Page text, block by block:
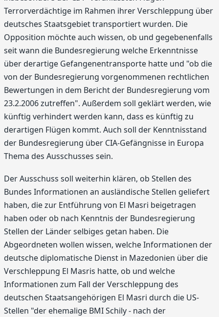
Terrorverdächtige im Rahmen ihrer Verschleppung über
deutsches Staatsgebiet transportiert wurden. Die
Opposition möchte auch wissen, ob und gegebenenfalls
seit wann die Bundesregierung welche Erkenntnisse
über derartige Gefangenentransporte hatte und "ob die
von der Bundesregierung vorgenommenen rechtlichen
Bewertungen in dem Bericht der Bundesregierung vom
23.2.2006 zutreffen". Außerdem soll geklärt werden, wie
künftig verhindert werden kann, dass es künftig zu
derartigen Flügen kommt. Auch soll der Kenntnisstand
der Bundesregierung über CIA-Gefängnisse in Europa
Thema des Ausschusses sein.
Der Ausschuss soll weiterhin klären, ob Stellen des
Bundes Informationen an ausländische Stellen geliefert
haben, die zur Entführung von El Masri beigetragen
haben oder ob nach Kenntnis der Bundesregierung
Stellen der Länder selbiges getan haben. Die
Abgeordneten wollen wissen, welche Informationen der
deutsche diplomatische Dienst in Mazedonien über die
Verschleppung El Masris hatte, ob und welche
Informationen zum Fall der Verschleppung des
deutschen Staatsangehörigen El Masri durch die US-
Stellen "der ehemalige BMI Schily - nach der